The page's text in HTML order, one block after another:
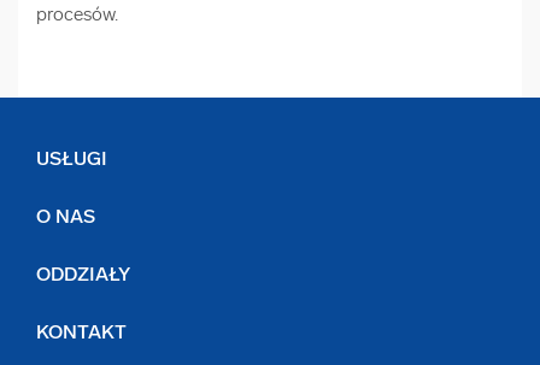
procesów.
USŁUGI
O NAS
ODDZIAŁY
KONTAKT